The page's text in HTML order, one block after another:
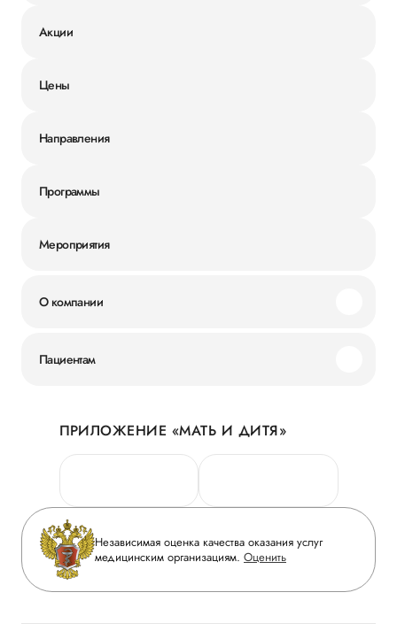
Акции
Цены
Направления
Программы
Мероприятия
О компании
Новости
Руководство
Сотрудничество
Инвесторам
Журнал «Мать и дитя»
Вакансии
Медицинский туризм
Пациентам
Личный кабинет
Персональные данные
Горячая линия качества
Вопрос-ответ
Приложение пациента
Статьи
ПРИЛОЖЕНИЕ «МАТЬ И ДИТЯ»
Независимая оценка качества оказания услуг
медицинским организациям. Оценить